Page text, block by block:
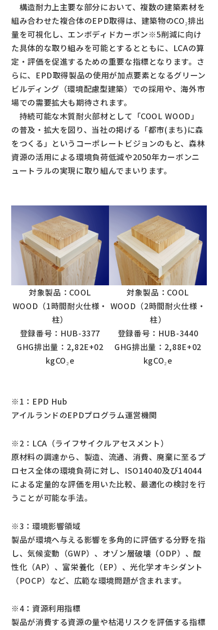
構造耐力上主要な部分において、複数の建築素材を
組み合わせた複合体のEPD取得は、建築物のCO₂排出
量を可視化し、エンボディドカーボン※5削減に向け
た具体的な取り組みを可能とするとともに、LCAの算
定・評価を促進するための重要な指標となります。さ
らに、EPD取得製品の使用が加点要素となるグリーン
ビルディング（環境配慮型建築）での採用や、海外市
場での需要拡大も期待されます。
持続可能な木質耐火部材として「COOL WOOD」
の普及・拡大を図り、当社の掲げる「都市(まち)に森
をつくる」というコーポレートビジョンのもと、森林
資源の活用による環境負荷低減や2050年カーボンニ
ュートラルの実現に取り組んでまいります。
対象製品：COOL
WOOD（1時間耐火仕様・
柱）
登録番号：HUB-3377
GHG排出量：2,82E+02
kgCO₂e
対象製品：COOL
WOOD（2時間耐火仕様・
柱）
登録番号：HUB-3440
GHG排出量：2,88E+02
kgCO₂e
※1：EPD Hub
アイルランドのEPDプログラム運営機関
※2：LCA（ライフサイクルアセスメント）
原材料の調達から、製造、流通、消費、廃棄に至るプ
ロセス全体の環境負荷に対し、ISO14040及び14044
による定量的な評価を用いた比較、最適化の検討を行
うことが可能な手法。
※3：環境影響領域
製品が環境へ与える影響を多角的に評価する分野を指
し、気候変動（GWP）、オゾン層破壊（ODP）、酸
性化（AP）、富栄養化（EP）、光化学オキシダント
（POCP）など、広範な環境問題が含まれます。
※4：資源利用指標
製品が消費する資源の量や枯渇リスクを評価する指標